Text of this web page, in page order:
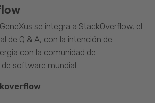
se integra a StackOverflow, el
de Q & A, con la intención de
con la comunidad de
software mundial.